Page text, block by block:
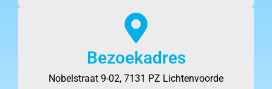
Bezoekadres
Nobelstraat 9-02, 7131 PZ Lichtenvoorde